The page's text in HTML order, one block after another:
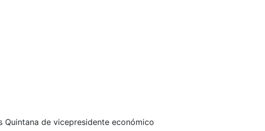
Quintana de vicepresidente económico